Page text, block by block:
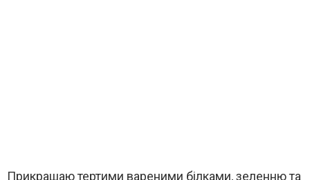
Прикрашаю тертими вареними білками, зеленню та